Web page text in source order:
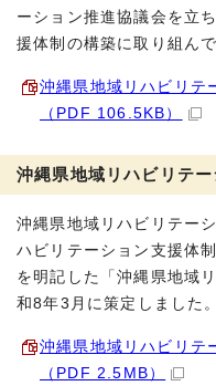
ーション推進協議会を立
援体制の構築に取り組んで
沖縄県地域リハビリテ
（PDF 106.5KB）
沖縄県地域リハビリテ
沖縄県地域リハビリテー
ハビリテーション支援体
を明記した「沖縄県地域
和8年3月に策定しました。
沖縄県地域リハビリテ
（PDF 2.5MB）